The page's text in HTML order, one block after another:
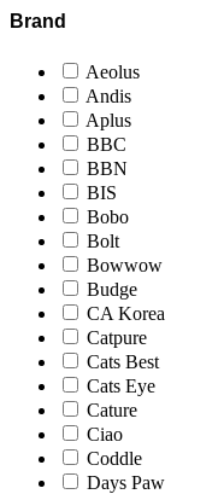
Brand
Aeolus
Andis
Aplus
BBC
BBN
BIS
Bobo
Bolt
Bowwow
Budge
CA Korea
Catpure
Cats Best
Cats Eye
Cature
Ciao
Coddle
Days Paw